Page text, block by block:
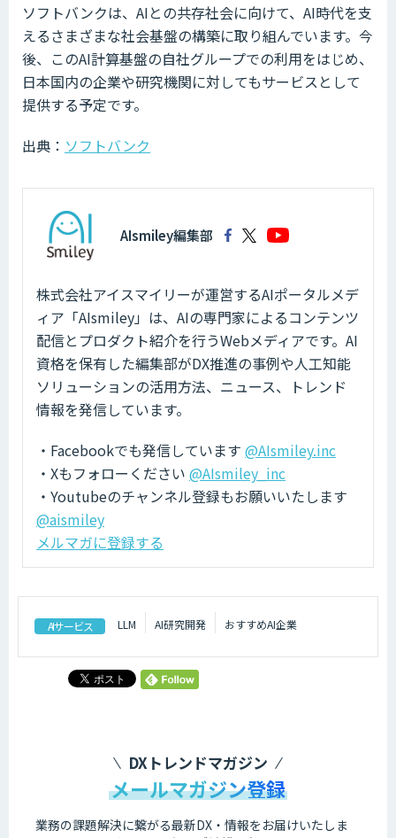
ソフトバンクは、AIとの共存社会に向けて、AI時代を支
えるさまざまな社会基盤の構築に取り組んでいます。今
後、このAI計算基盤の自社グループでの利用をはじめ、
日本国内の企業や研究機関に対してもサービスとして
提供する予定です。
出典： ソフトバンク
AIsmiley編集部
株式会社アイスマイリーが運営するAIポータルメデ
ィア「AIsmiley」は、AIの専門家によるコンテンツ
配信とプロダクト紹介を行うWebメディアです。AI
資格を保有した編集部がDX推進の事例や人工知能
ソリューションの活用方法、ニュース、トレンド
情報を発信しています。
・Facebookでも発信しています @AIsmiley.inc
・Xもフォローください @AIsmiley_inc
・Youtubeのチャンネル登録もお願いいたします
@aismiley
メルマガに登録する
AIサービス LLM AI研究開発 おすすめAI企業
DXトレンドマガジン
メールマガジン登録
業務の課題解決に繋がる最新DX・情報をお届けいたしま